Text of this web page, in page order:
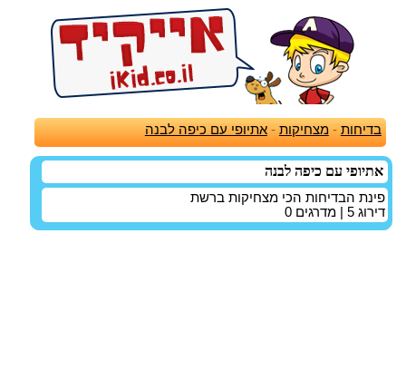
בדיחות -מצחיקות -אתיופי עם כיפה לבנה
אתיופי עם כיפה לבנה
פינת הבדיחות הכי מצחיקות ברשת
דירוג 5 | מדרגים 0